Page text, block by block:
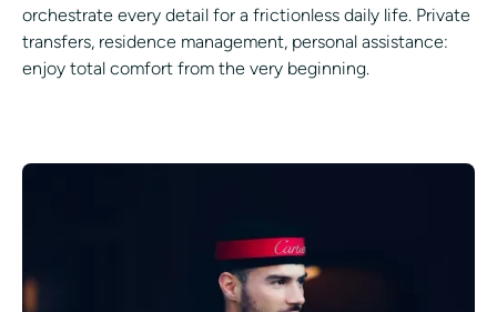
orchestrate every detail for a frictionless daily life. Private
transfers, residence management, personal assistance:
enjoy total comfort from the very beginning.